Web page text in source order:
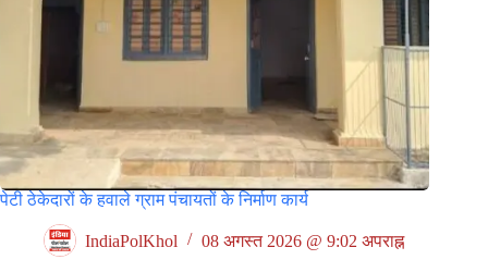
पेटी ठेकेदारों के हवाले ग्राम पंचायतों के निर्माण कार्य
IndiaPolKhol 08 अगस्त 2026 @ 9:02 अपराह्न